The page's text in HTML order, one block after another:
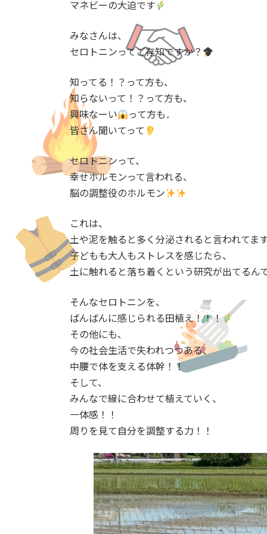
マネビーの大迫です
みなさんは、
セロトニンってご存知ですか？
知ってる！？って方も、
知らないって！？って方も、
興味なーい
って方も．
皆さん聞いてって
セロトニンって、
幸せホルモンって言われる、
脳の調整役のホルモン
これは、
土や泥を触ると多く分泌されると言われてま
子どもも大人もストレスを感じたら、
土に触れると落ち着くという研究が出てるん
そんなセロトニンを、
ばんばんに感じられる田植え！！！
その他にも、
今の社会生活で失われつつある、
中腰で体を支える体幹！！
そして、
みんなで線に合わせて植えていく、
一体感！！
周りを見て自分を調整する力！！